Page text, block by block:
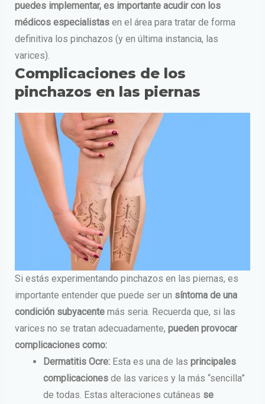
puedes implementar, es importante acudir con los
médicos especialistasen el área para tratar de forma
definitiva los pinchazos (y en última instancia, las
varices).
Complicaciones de los
pinchazos en las piernas
Si estás experimentando pinchazos en las piernas, es
importante entender que puede ser un síntoma de una
condición subyacentemás seria. Recuerda que, si las
varices no se tratan adecuadamente, pueden provocar
complicaciones como:
Dermatitis Ocre:Esta es una de las principales
complicaciones de las varices y la más “sencilla”
de todas. Estas alteraciones cutáneas se